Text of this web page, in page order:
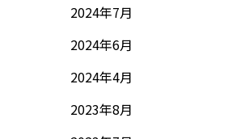
2024年7月
2024年6月
2024年4月
2023年8月